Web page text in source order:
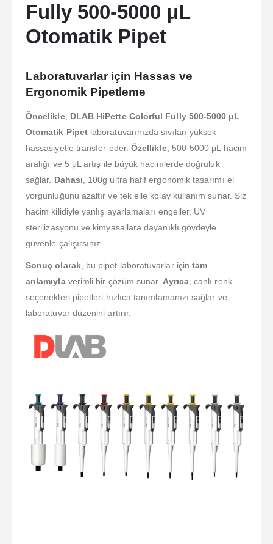
Fully 500-5000 μL
Otomatik Pipet
Laboratuvarlar için Hassas ve
Ergonomik Pipetleme
Öncelikle, DLAB HiPette Colorful Fully 500-5000 μL
Otomatik Pipetlaboratuvarınızda sıvıları yüksek
hassasiyetle transfer eder. Özellikle, 500-5000 μL hacim
aralığı ve 5 μL artış ile büyük hacimlerde doğruluk
sağlar. Dahası, 100g ultra hafif ergonomik tasarımı el
yorgunluğunu azaltır ve tek elle kolay kullanım sunar. Siz
hacim kilidiyle yanlış ayarlamaları engeller, UV
sterilizasyonu ve kimyasallara dayanıklı gövdeyle
güvenle çalışırsınız.
Sonuç olarak, bu pipet laboratuvarlar içintam
anlamıylaverimli bir çözüm sunar.Ayrıca, canlı renk
seçenekleri pipetleri hızlıca tanımlamanızı sağlar ve
laboratuvar düzenini artırır.